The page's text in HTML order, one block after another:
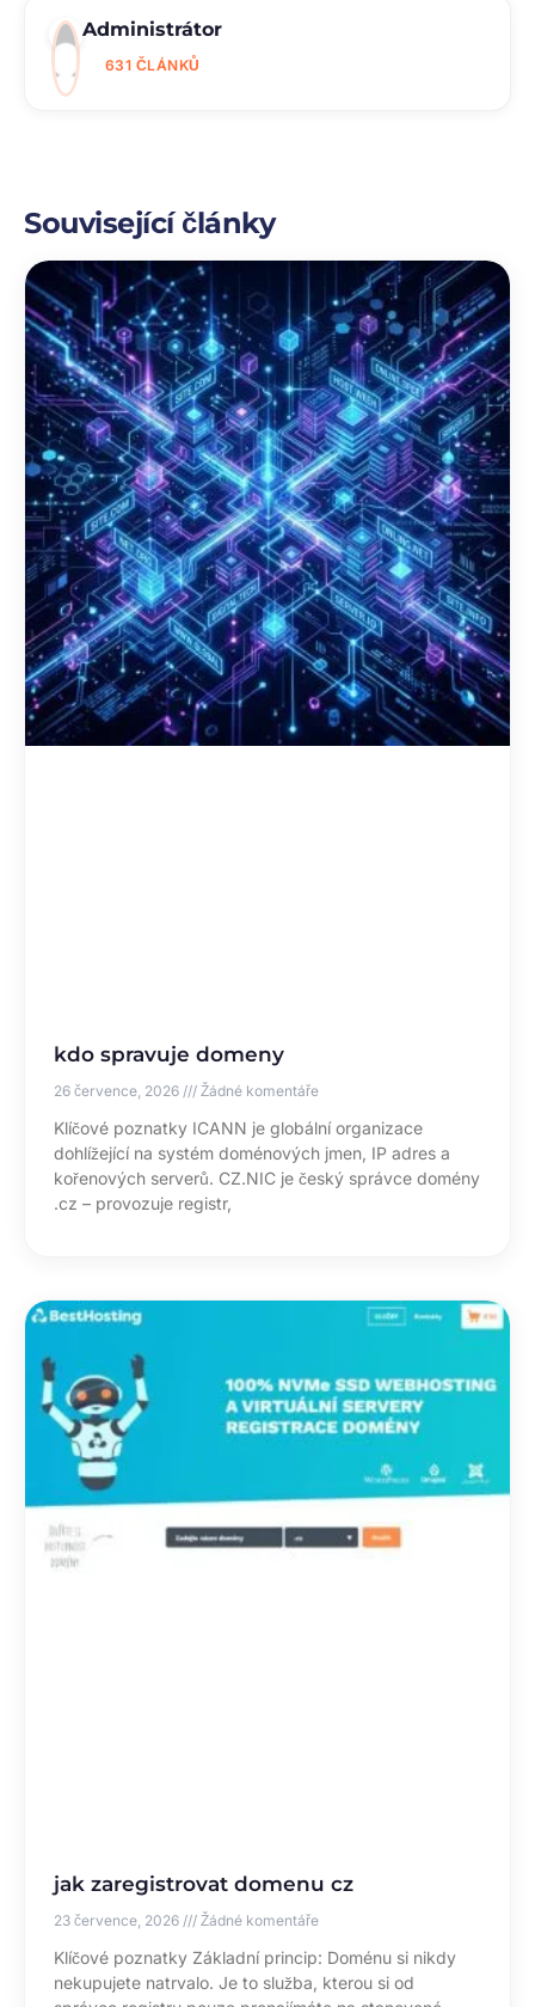
Administrátor
631 ČLÁNKŮ
Související články
kdo spravuje domeny
26 července, 2026 Žádné komentáře
Klíčové poznatky ICANN je globální organizace
dohlížející na systém doménových jmen, IP adres a
kořenových serverů. CZ.NIC je český správce domény
.cz – provozuje registr,
jak zaregistrovat domenu cz
23 července, 2026 Žádné komentáře
Klíčové poznatky Základní princip: Doménu si nikdy
nekupujete natrvalo. Je to služba, kterou si od